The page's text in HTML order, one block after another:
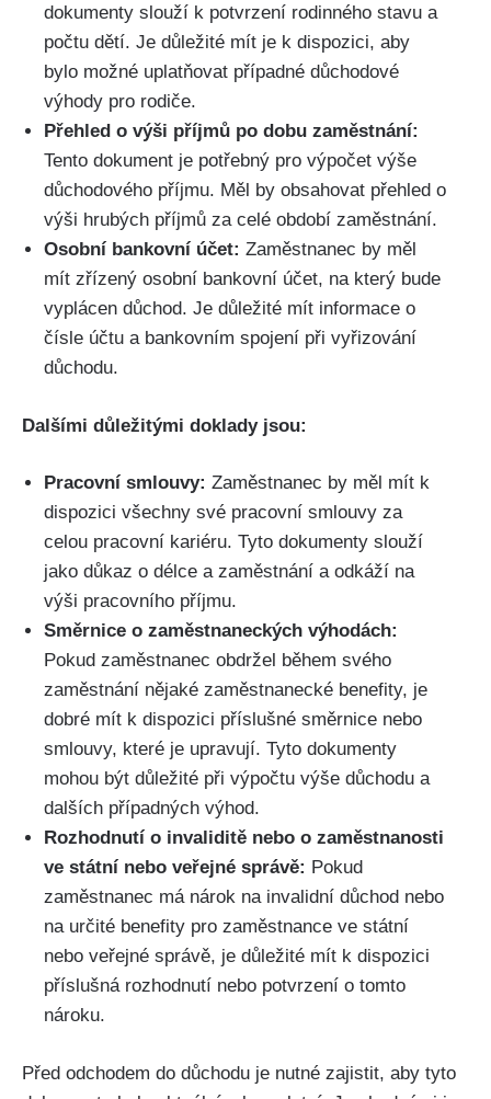
dokumenty slouží k potvrzení rodinného stavu a
počtu dětí. Je důležité mít je k dispozici, aby
bylo možné uplatňovat případné důchodové
výhody pro rodiče.
Přehled o výši příjmů po dobu zaměstnání:
Tento dokument je potřebný pro výpočet výše
důchodového příjmu. Měl by obsahovat přehled o
výši hrubých příjmů za celé období zaměstnání.
Osobní bankovní účet: Zaměstnanec by měl
mít zřízený osobní bankovní účet, na který bude
vyplácen důchod. Je důležité mít informace o
čísle účtu a bankovním spojení při vyřizování
důchodu.
Dalšími důležitými doklady jsou:
Pracovní smlouvy: Zaměstnanec by měl mít k
dispozici všechny své pracovní smlouvy za
celou pracovní kariéru. Tyto dokumenty slouží
jako důkaz o délce a zaměstnání a odkáží na
výši pracovního příjmu.
Směrnice o zaměstnaneckých výhodách:
Pokud zaměstnanec obdržel během svého
zaměstnání nějaké zaměstnanecké benefity, je
dobré mít k dispozici příslušné směrnice nebo
smlouvy, které je upravují. Tyto dokumenty
mohou být důležité při výpočtu výše důchodu a
dalších případných výhod.
Rozhodnutí o invaliditě nebo o zaměstnanosti
ve státní nebo veřejné správě: Pokud
zaměstnanec má nárok na invalidní důchod nebo
na určité benefity pro zaměstnance ve státní
nebo veřejné správě, je důležité mít k dispozici
příslušná rozhodnutí nebo potvrzení o tomto
nároku.
Před odchodem do důchodu je nutné zajistit, aby tyto